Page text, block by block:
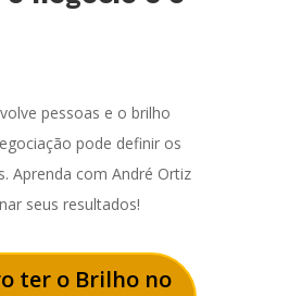
pessoas e o brilho
pode definir os
Aprenda com André Ortiz
seus resultados!
ter o Brilho no